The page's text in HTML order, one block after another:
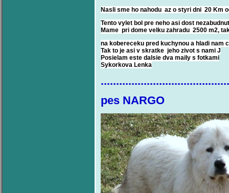
Nasli sme ho nahodu az o styri dni 20 Km
Tento vylet bol pre neho asi dost
Mame pri dome velku zahradu 2500 m2,
na kobereceku pred kuchynou a hladi nam
Tak to je asi v skratke jeho zivot s nami J
Posielam este dalsie dva maily s fotkami
Sykorkova Lenka
pes